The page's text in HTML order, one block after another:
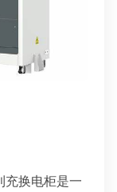
充换电柜是一